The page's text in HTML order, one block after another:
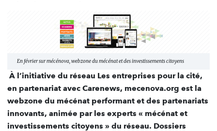
En février sur mécénova, webzone du mécénat et des investissements citoyens
À l’initiative du réseau Les entreprises pour la cité,
en partenariat avec Carenews, mecenova.org est la
webzone du mécénat performant et des partenariats
innovants, animée par les experts « mécénat et
investissements citoyens » du réseau. Dossiers